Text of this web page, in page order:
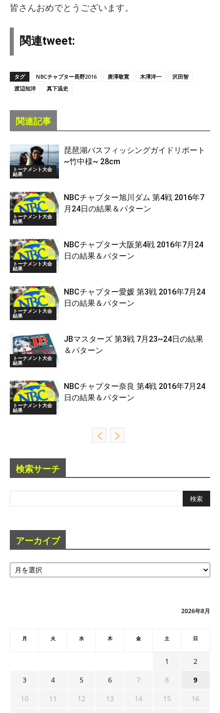
皆さんおめでとうございます。
関連tweet:
タグ NBCチャプター長野2016 唐澤敬寛 木澤洋一
沢田智
渡辺知洋
真下温史
関連記事
トーナメント大会
結果
琵琶湖バスフィッシングガイドリポート
~竹中様~ 28cm
トーナメント大会
結果
NBCチャプター旭川ダム 第4戦 2016年7
月24日の結果＆パターン
トーナメント大会
結果
NBCチャプター大阪第4戦 2016年7月24
日の結果＆パターン
トーナメント大会
結果
NBCチャプター愛媛 第3戦 2016年7月24
日の結果＆パターン
トーナメント大会
結果
JBマスターズ 第3戦 7月23~24日の結果
＆パターン
トーナメント大会
結果
NBCチャプター奈良 第4戦 2016年7月24
日の結果＆パターン
検索サーチ
アーカイブ
ア
ー
2026年8月
月 火 水 木 金 土 日
1
2
3
4 5 6 7 8
9
10
11 12 13 14 15
16